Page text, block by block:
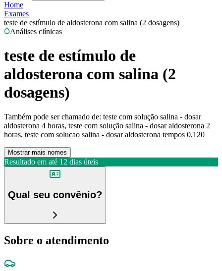
Home
Exames
teste de estímulo de aldosterona com salina (2 dosagens)
Análises clínicas
teste de estímulo de
aldosterona com salina (2
dosagens)
Também pode ser chamado de: teste com solução salina - dosar
aldosterona 4 horas, teste com solução salina - dosar aldosterona 2
horas, teste com solucao salina - dosar aldosterona tempos 0,120
Mostrar mais nomes
Resultado em até 12 dias úteis
Qual seu convênio?
Sobre o atendimento